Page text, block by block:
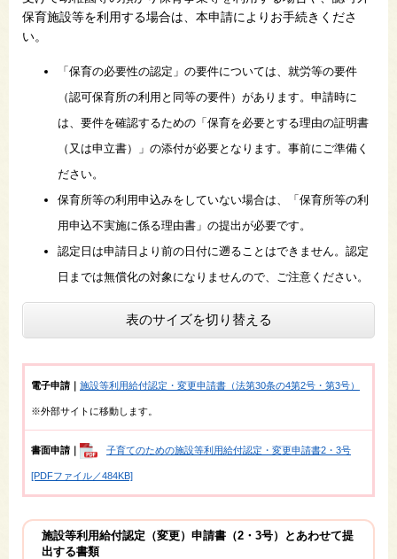
保育施設等を利用する場合は、本申請によりお手続きくださ
い。
「保育の必要性の認定」の要件については、就労等の要件
（認可保育所の利用と同等の要件）があります。申請時に
は、要件を確認するための「保育を必要とする理由の証明書
（又は申立書）」の添付が必要となります。事前にご準備く
ださい。
保育所等の利用申込みをしていない場合は、「保育所等の利
用申込不実施に係る理由書」の提出が必要です。
認定日は申請日より前の日付に遡ることはできません。認定
日までは無償化の対象になりませんので、ご注意ください。
表のサイズを切り替える
電子申請｜ 施設等利用給付認定・変更申請書（法第30条の4第2号・第3号）
※外部サイトに移動します。
書面申請｜ 子育てのための施設等利用給付認定・変更申請書2・3号
[PDFファイル／484KB]
施設等利用給付認定（変更）申請書（2・3号）とあわせて提
出する書類